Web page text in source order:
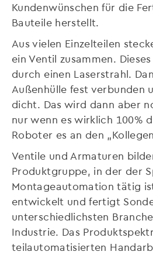
Kundenwünschen für die
Bauteile herstellt.
Aus vielen Einzelteilen
ein Ventil zusammen.
durch einen Laserstrahl.
Außenhülle fest verbunden
dicht. Das wird dann aber
nur wenn es wirklich 100%
Roboter es an den
Ventile und Armaturen
Produktgruppe, in der der
Montageautomation tätig
entwickelt und fertigt
unterschiedlichsten
Industrie. Das
teilautomatisierten